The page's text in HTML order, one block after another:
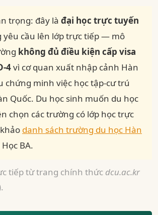
trọng: đây là đại học trực tuyến
yêu cầu lên lớp trực tiếp — mô
không đủ điều kiện cấp visa
4vì cơ quan xuất nhập cảnh Hàn
chứng minh việc học tập-cư trú
Quốc. Du học sinh muốn du học
chọn các trường có lớp học trực
danh sách trường du học Hàn
BA.
tiếp từ trang chính thức dcu.ac.kr